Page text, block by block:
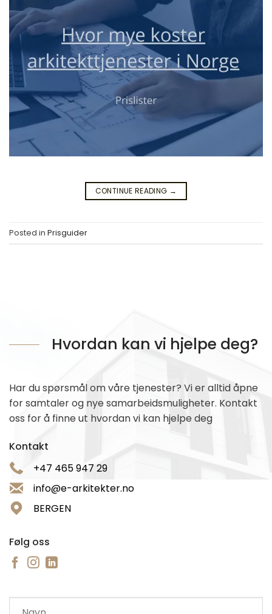
CONTINUE READING →
Posted in Prisguider
Hvordan kan vi hjelpe deg?
Har du spørsmål om våre tjenester? Vi er alltid åpne
for samtaler og nye samarbeidsmuligheter. Kontakt
oss for å finne ut hvordan vi kan hjelpe deg
Kontakt
+47 465 947 29
info@e-arkitekter.no
BERGEN
Følg oss